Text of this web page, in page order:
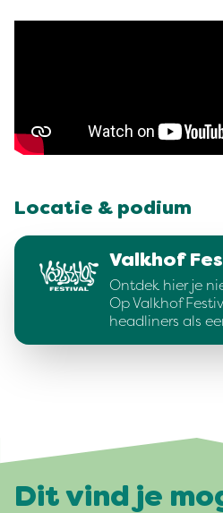
Locatie & podium
Valkhof
Ontdek hier je
Op Valkhof
headliners als
Dit vind je